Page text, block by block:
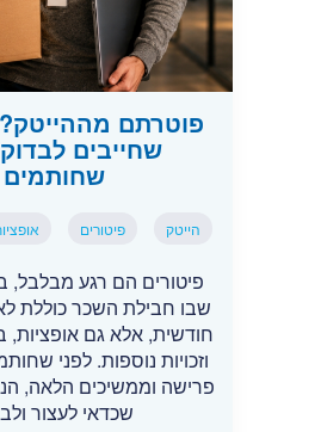
שחייבים
שחותמים
הייטק פיטורים
פיטורים הם רגע מבלבל,
שבו חבילת השכר כוללת
חודשית, אלא גם אופציות,
וזכויות נוספות. לפני
פרישה וממשיכים הלאה,
שכדאי לעצור